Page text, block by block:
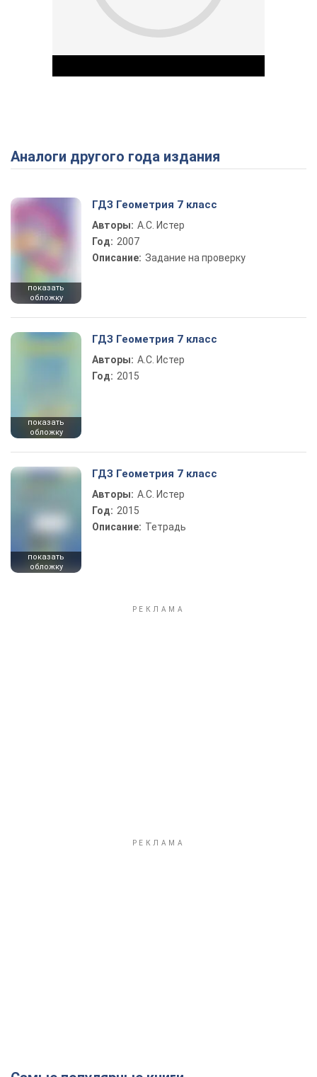
Play Video
Аналоги другого года издания
показать
обложку
ГДЗ Геометрия 7 класс
Авторы: А.С. Истер
Год: 2007
Описание: Задание на проверку
показать
обложку
ГДЗ Геометрия 7 класс
Авторы: А.С. Истер
Год: 2015
показать
обложку
ГДЗ Геометрия 7 класс
Авторы: А.С. Истер
Год: 2015
Описание: Тетрадь